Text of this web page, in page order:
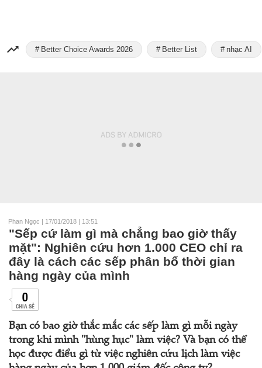
Better Choice Awards 2026 Better List nhạc AI
Phan Ngọc | 17/01/2018 | 13:51
"Sếp cứ làm gì mà chẳng bao giờ thấy
mặt": Nghiên cứu hơn 1.000 CEO chỉ ra
đây là cách các sếp phân bổ thời gian
hàng ngày của mình
0
CHIA SẺ
Bạn có bao giờ thắc mắc các sếp làm gì mỗi ngày
trong khi mình "hùng hục" làm việc? Và bạn có thể
học được điều gì từ việc nghiên cứu lịch làm việc